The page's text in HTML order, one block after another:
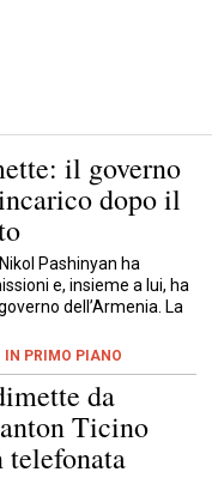
il governo
dopo il
Pashinyan ha
e, insieme a lui, ha
dell’Armenia. La
IN PRIMO PIANO
da
Ticino
telefonata